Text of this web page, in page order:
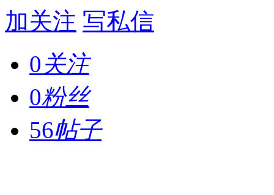
加关注 写私信
0关注
0粉丝
56帖子